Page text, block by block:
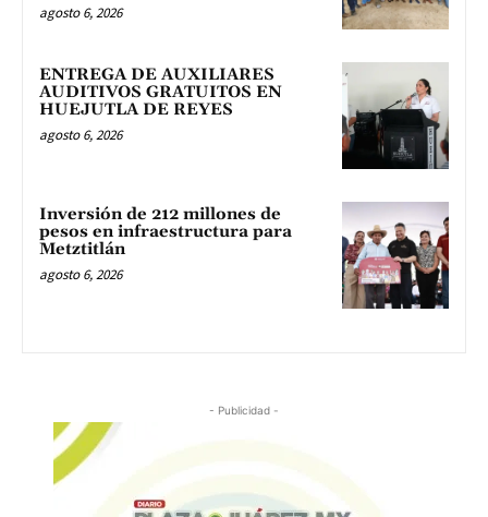
agosto 6, 2026
ENTREGA DE AUXILIARES
AUDITIVOS GRATUITOS EN
HUEJUTLA DE REYES
agosto 6, 2026
Inversión de 212 millones de
pesos en infraestructura para
Metztitlán
agosto 6, 2026
- Publicidad -